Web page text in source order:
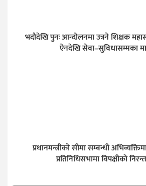
भदौदेखि पुनः आन्दोलनमा उत्रने शिक्षक
ऐनदेखि सेवा–सुविधासम्मका
प्रधानमन्त्रीको सीमा सम्बन्धी
प्रतिनिधिसभामा विपक्षीको